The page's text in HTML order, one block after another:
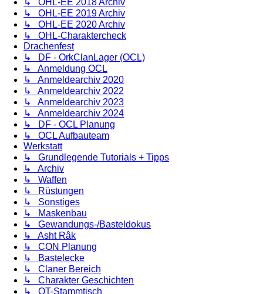
↳ OHL-EE 2018 Archiv
↳ OHL-EE 2019 Archiv
↳ OHL-EE 2020 Archiv
↳ OHL-Charaktercheck
Drachenfest
↳ DF - OrkClanLager (OCL)
↳ Anmeldung OCL
↳ Anmeldearchiv 2020
↳ Anmeldearchiv 2022
↳ Anmeldearchiv 2023
↳ Anmeldearchiv 2024
↳ DF - OCL Planung
↳ OCL Aufbauteam
Werkstatt
↳ Grundlegende Tutorials + Tipps
↳ Archiv
↳ Waffen
↳ Rüstungen
↳ Sonstiges
↳ Maskenbau
↳ Gewandungs-/Basteldokus
↳ Asht Râk
↳ CON Planung
↳ Bastelecke
↳ Claner Bereich
↳ Charakter Geschichten
↳ OT-Stammtisch